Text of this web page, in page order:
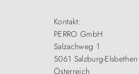
Kontakt:
PERRO GmbH
Salzachweg 1
5061 Salzburg-Elsbethen
Österreich